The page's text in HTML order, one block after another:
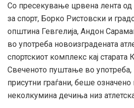
Со пресекување црвена лента од
за спорт, Борко Ристовски и
општина Гевгелија, Андон
во употреба новоизградената
спортскиот комплекс кај старата
Свеченото пуштање во употреба,
присутни граѓани, беше
неколкумина дечиња низ